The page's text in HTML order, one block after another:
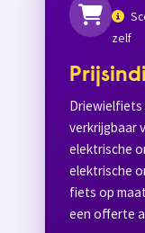
zelf
verkrijgbaar
elektrische
elektrische
fiets op
een offerte